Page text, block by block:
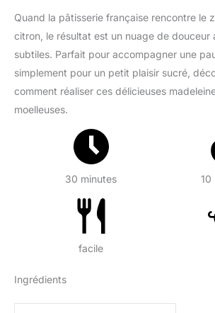
Quand la pâtisserie française rencontre le
citron, le résultat est un nuage de douceur
subtiles. Parfait pour accompagner une
simplement pour un petit plaisir sucré,
comment réaliser ces délicieuses
moelleuses.
30 minutes 10
facile
Ingrédients